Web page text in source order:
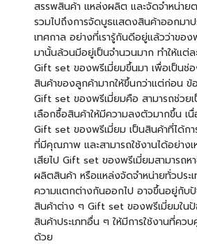
สรรพสินค้า แหล่งผลิต และจัดจำหน่าย
รวมไปถึงการจัดบูธแสดงสินค้าออกมา
เทศกาล อย่างที่เรารู้กันดีอยู่แล้วว่าขอ
มานั้นล้วนมีอยู่เป็นจำนวนมาก ทำให้แต่
Gift set ของพรีเมี่ยมขึ้นมา เพื่อเป็นช่อ
สินค้าของลูกค้ามากให้ขึ้นกว่าแต่ก่อน ข้
Gift set ของพรีเมี่ยมคือ สามารถช่วยเ
เลือกซื้อสินค้าให้มีความลงตัวมากขึ้น เ
Gift set ของพรีเมี่ยม เป็นสินค้าที่ได้กา
ที่มีคุณภาพ และสามารถใช้งานได้อย่างเ
เสียไป Gift set ของพรีเมี่ยมสามารถห
ผลิตสินค้า หรือแหล่งจัดจำหน่ายทั่วประ
ความแตกต่างกันออกไป อาจขึ้นอยู่กับ
สินค้าต่าง ๆ Gift set ของพรีเมี่ยมใน
สินค้าประเภทอื่น ๆ ให้มีการใช้งานที่คว
ด้วย